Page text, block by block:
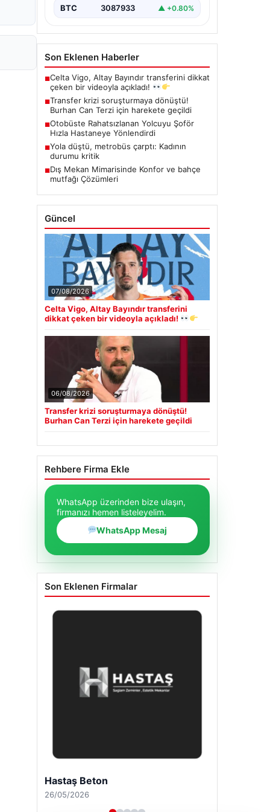
BTC 3087933 ▲ +0.80%
Son Eklenen Haberler
■Celta Vigo, Altay Bayındır transferini dikkat
çeken bir videoyla açıkladı!
■Transfer krizi soruşturmaya dönüştü!
Burhan Can Terzi için harekete geçildi
■Otobüste Rahatsızlanan Yolcuyu Şoför
Hızla Hastaneye Yönlendirdi
■Yola düştü, metrobüs çarptı: Kadının
durumu kritik
■Dış Mekan Mimarisinde Konfor ve bahçe
mutfağı Çözümleri
Güncel
07/08/2026
Celta Vigo, Altay Bayındır transferini
dikkat çeken bir videoyla açıkladı!
06/08/2026
Transfer krizi soruşturmaya dönüştü!
Burhan Can Terzi için harekete geçildi
Rehbere Firma Ekle
WhatsApp üzerinden bize ulaşın,
firmanızı hemen listeleyelim.
WhatsApp Mesaj
Son Eklenen Firmalar
Hastaş Beton
26/05/2026